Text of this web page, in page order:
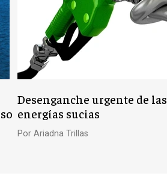
Desenganche urgente de las
energías sucias
Por Ariadna Trillas